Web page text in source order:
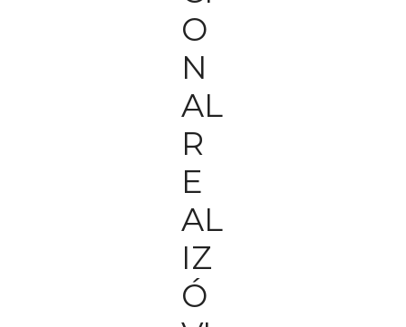
O
N
AL
R
E
AL
IZ
Ó